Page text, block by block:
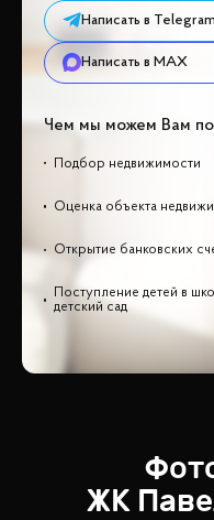
Написать в Telegram
Написать в MAX
Чем мы можем Вам
Подбор недвижимости
Оценка объекта
Открытие банковских
Поступление детей в
детский сад
ЖК